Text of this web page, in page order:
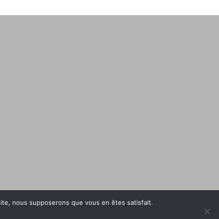
nous supposerons que vous en êtes satisfait.